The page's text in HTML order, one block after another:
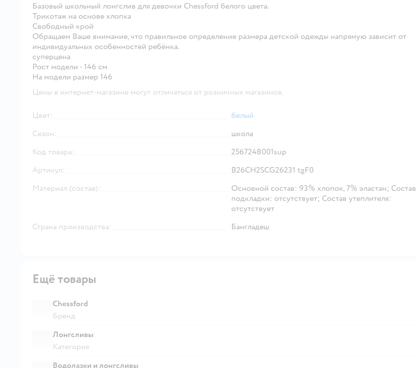
Базовый школьный лонгслив для девочки Chessford белого цвета.
Трикотаж на основе хлопка
Свободный крой
Обращаем Ваше внимание, что правильное определение размера детской одежды напрямую зависит от
индивидуальных особенностей ребёнка.
суперцена
Рост модели - 146 см
На модели размер 146
Цены в интернет-магазине могут отличаться от розничных магазинов.
Цвет:
белый
Сезон:
школа
Код товара:
2567248001sup
Артикул:
B26CH2SCG26231 tgF0
Материал (состав):
Основной состав: 93% хлопок, 7% эластан; Состав
подкладки: отсутствует; Состав утеплителя:
отсутствует
Страна производства:
Бангладеш
Ещё товары
Chessford
Бренд
Лонгсливы
Категория
Водолазки и лонгсливы